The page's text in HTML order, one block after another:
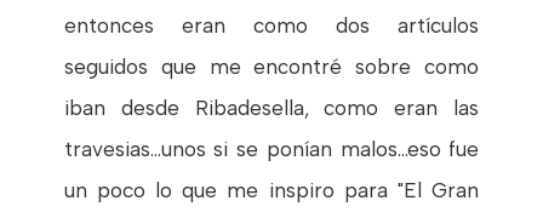
entonces eran como dos artículos
seguidos que me encontré sobre como
iban desde Ribadesella, como eran las
travesias...unos si se ponían malos...eso fue
un poco lo que me inspiro para "El Gran